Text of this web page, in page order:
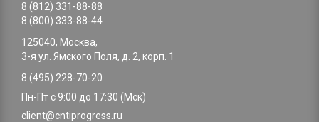
8 (812) 331-88-88
8 (800) 333-88-44
125040, Москва,
3-я ул. Ямского Поля, д. 2, корп. 1
8 (495) 228-70-20
Пн-Пт с 9:00 до 17:30 (Мск)
client@cntiprogress.ru